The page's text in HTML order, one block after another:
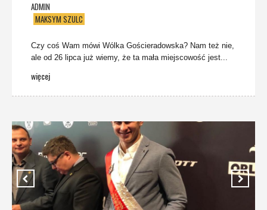
ADMIN
MAKSYM SZULC
Czy coś Wam mówi Wólka Gościeradowska? Nam też nie,
ale od 26 lipca już wiemy, że ta mała miejscowość jest...
więcej